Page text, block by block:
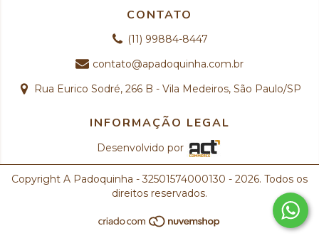
CONTATO
(11) 99884-8447
contato@apadoquinha.com.br
Rua Eurico Sodré, 266 B - Vila Medeiros, São Paulo/SP
INFORMAÇÃO LEGAL
Desenvolvido por
Copyright A Padoquinha - 32501574000130 - 2026. Todos os
direitos reservados.